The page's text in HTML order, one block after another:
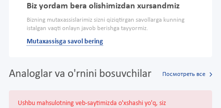
Biz yordam bera olishimizdan xursandmiz
Bizning mutaxassislarimiz sizni qiziqtirgan savollarga kunning
istalgan vaqti onlayn javob berishga tayyormiz.
Mutaxassisga savol bering
Analoglar va o'rnini bosuvchilar Посмотреть все
Ushbu mahsulotning veb-saytimizda o'xshashi yo'q, siz